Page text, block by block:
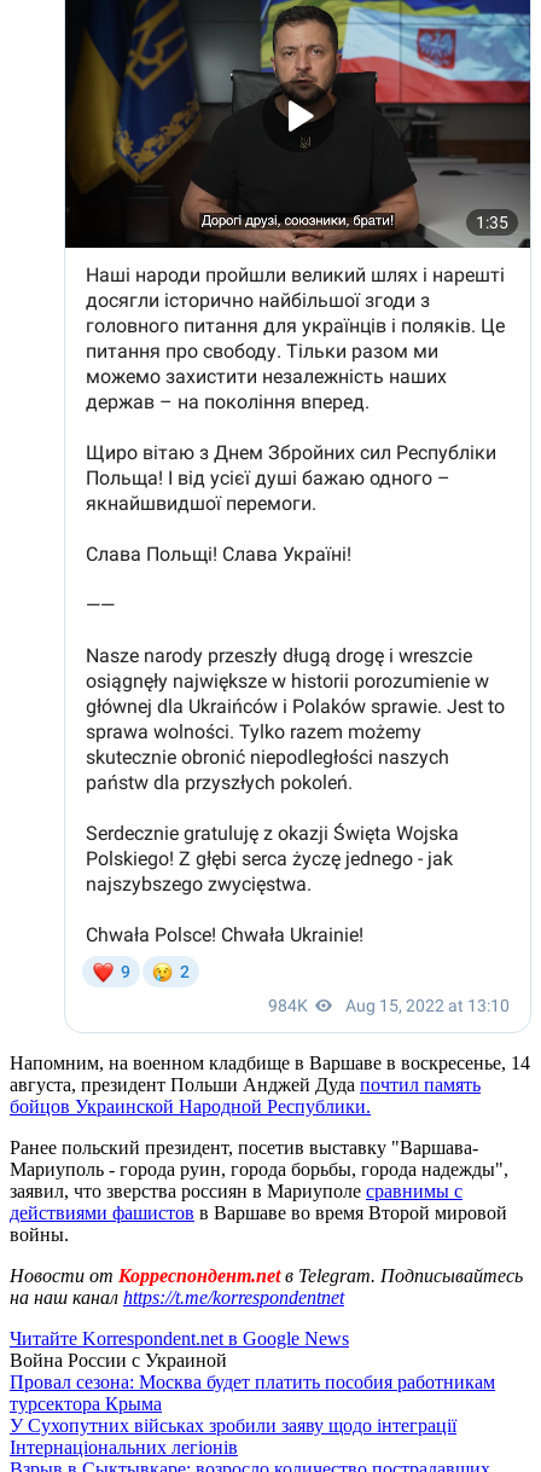
Напомним, на военном кладбище в Варшаве в воскресенье, 14
августа, президент Польши Анджей Дуда почтил память
бойцов Украинской Народной Республики.
Ранее польский президент, посетив выставку "Варшава-
Мариуполь - города руин, города борьбы, города надежды",
заявил, что зверства россиян в Мариуполе сравнимы с
действиями фашистов в Варшаве во время Второй мировой
войны.
Новости от Корреспондент.netв Telegram. Подписывайтесь
на наш канал https://t.me/korrespondentnet
Читайте Korrespondent.net в Google News
Война России с Украиной
Провал сезона: Москва будет платить пособия работникам
турсектора Крыма
У Сухопутних військах зробили заяву щодо інтеграції
Інтернаціональних легіонів